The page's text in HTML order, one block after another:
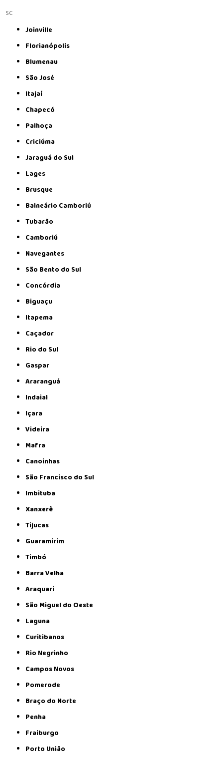
SC
Joinville
Florianópolis
Blumenau
São José
Itajaí
Chapecó
Palhoça
Criciúma
Jaraguá do Sul
Lages
Brusque
Balneário Camboriú
Tubarão
Camboriú
Navegantes
São Bento do Sul
Concórdia
Biguaçu
Itapema
Caçador
Rio do Sul
Gaspar
Araranguá
Indaial
Içara
Videira
Mafra
Canoinhas
São Francisco do Sul
Imbituba
Xanxerê
Tijucas
Guaramirim
Timbó
Barra Velha
Araquari
São Miguel do Oeste
Laguna
Curitibanos
Rio Negrinho
Campos Novos
Pomerode
Braço do Norte
Penha
Fraiburgo
Porto União